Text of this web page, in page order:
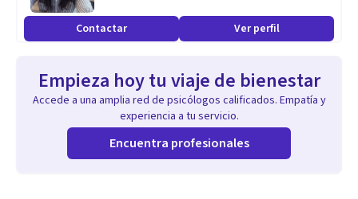
Contactar Ver perfil
Empieza hoy tu viaje de bienestar
Accede a una amplia red de psicólogos calificados. Empatía y
experiencia a tu servicio.
Encuentra profesionales